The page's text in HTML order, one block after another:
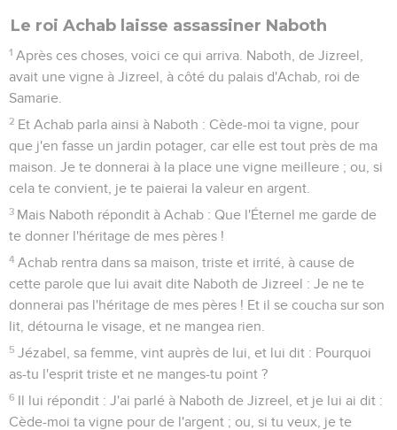
Le roi Achab laisse assassiner Naboth
1 Après ces choses, voici ce qui arriva. Naboth, de Jizreel,
avait une vigne à Jizreel, à côté du palais d'Achab, roi de
Samarie.
2 Et Achab parla ainsi à Naboth : Cède-moi ta vigne, pour
que j'en fasse un jardin potager, car elle est tout près de ma
maison. Je te donnerai à la place une vigne meilleure ; ou, si
cela te convient, je te paierai la valeur en argent.
3 Mais Naboth répondit à Achab : Que l'Éternel me garde de
te donner l'héritage de mes pères !
4 Achab rentra dans sa maison, triste et irrité, à cause de
cette parole que lui avait dite Naboth de Jizreel : Je ne te
donnerai pas l'héritage de mes pères ! Et il se coucha sur son
lit, détourna le visage, et ne mangea rien.
5 Jézabel, sa femme, vint auprès de lui, et lui dit : Pourquoi
as-tu l'esprit triste et ne manges-tu point ?
6 Il lui répondit : J'ai parlé à Naboth de Jizreel, et je lui ai dit :
Cède-moi ta vigne pour de l'argent ; ou, si tu veux, je te